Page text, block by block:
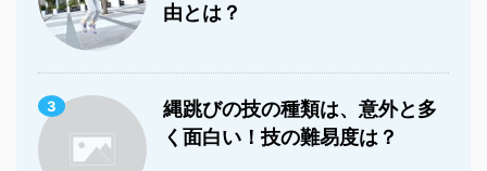
由とは？
3
縄跳びの技の種類は、意外と多
く面白い！技の難易度は？